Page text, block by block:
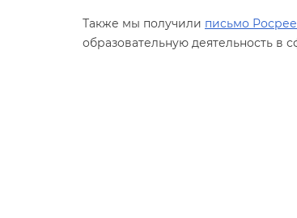
Также мы получили письмо
образовательную деятельность в